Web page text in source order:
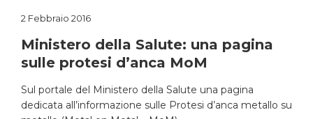
2 Febbraio 2016
Ministero della Salute: una pagina
sulle protesi d’anca MoM
Sul portale del Ministero della Salute una pagina
dedicata all’informazione sulle Protesi d’anca metallo su